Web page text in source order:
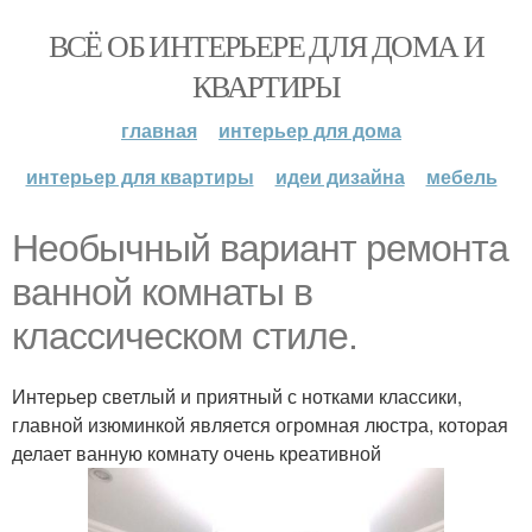
ВСЁ ОБ ИНТЕРЬЕРЕ ДЛЯ ДОМА И
КВАРТИРЫ
главная
интерьер для дома
интерьер для квартиры
идеи дизайна мебель
Необычный вариант ремонта
ванной комнаты в
классическом стиле.
Интерьер светлый и приятный с нотками классики,
главной изюминкой является огромная люстра, которая
делает ванную комнату очень креативной